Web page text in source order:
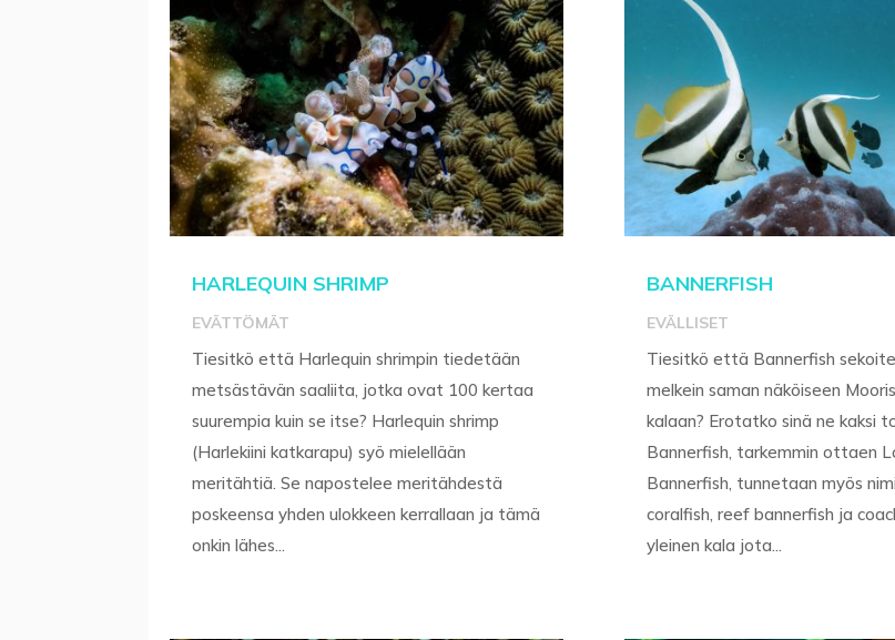
HARLEQUIN SHRIMP
EVÄTTÖMÄT
Tiesitkö että Harlequin shrimpin tiedetään
metsästävän saaliita, jotka ovat 100 kertaa
suurempia kuin se itse? Harlequin shrimp
(Harlekiini katkarapu) syö mielellään
meritähtiä. Se napostelee meritähdestä
poskeensa yhden ulokkeen kerrallaan ja tämä
onkin lähes...
BANNERFISH
EVÄLLISET
Tiesitkö että Bannerfish
melkein saman näköiseen
kalaan? Erotatko sinä ne kaksi
Bannerfish, tarkemmin ottaen
Bannerfish, tunnetaan myös
coralfish, reef bannerfish ja
yleinen kala jota...